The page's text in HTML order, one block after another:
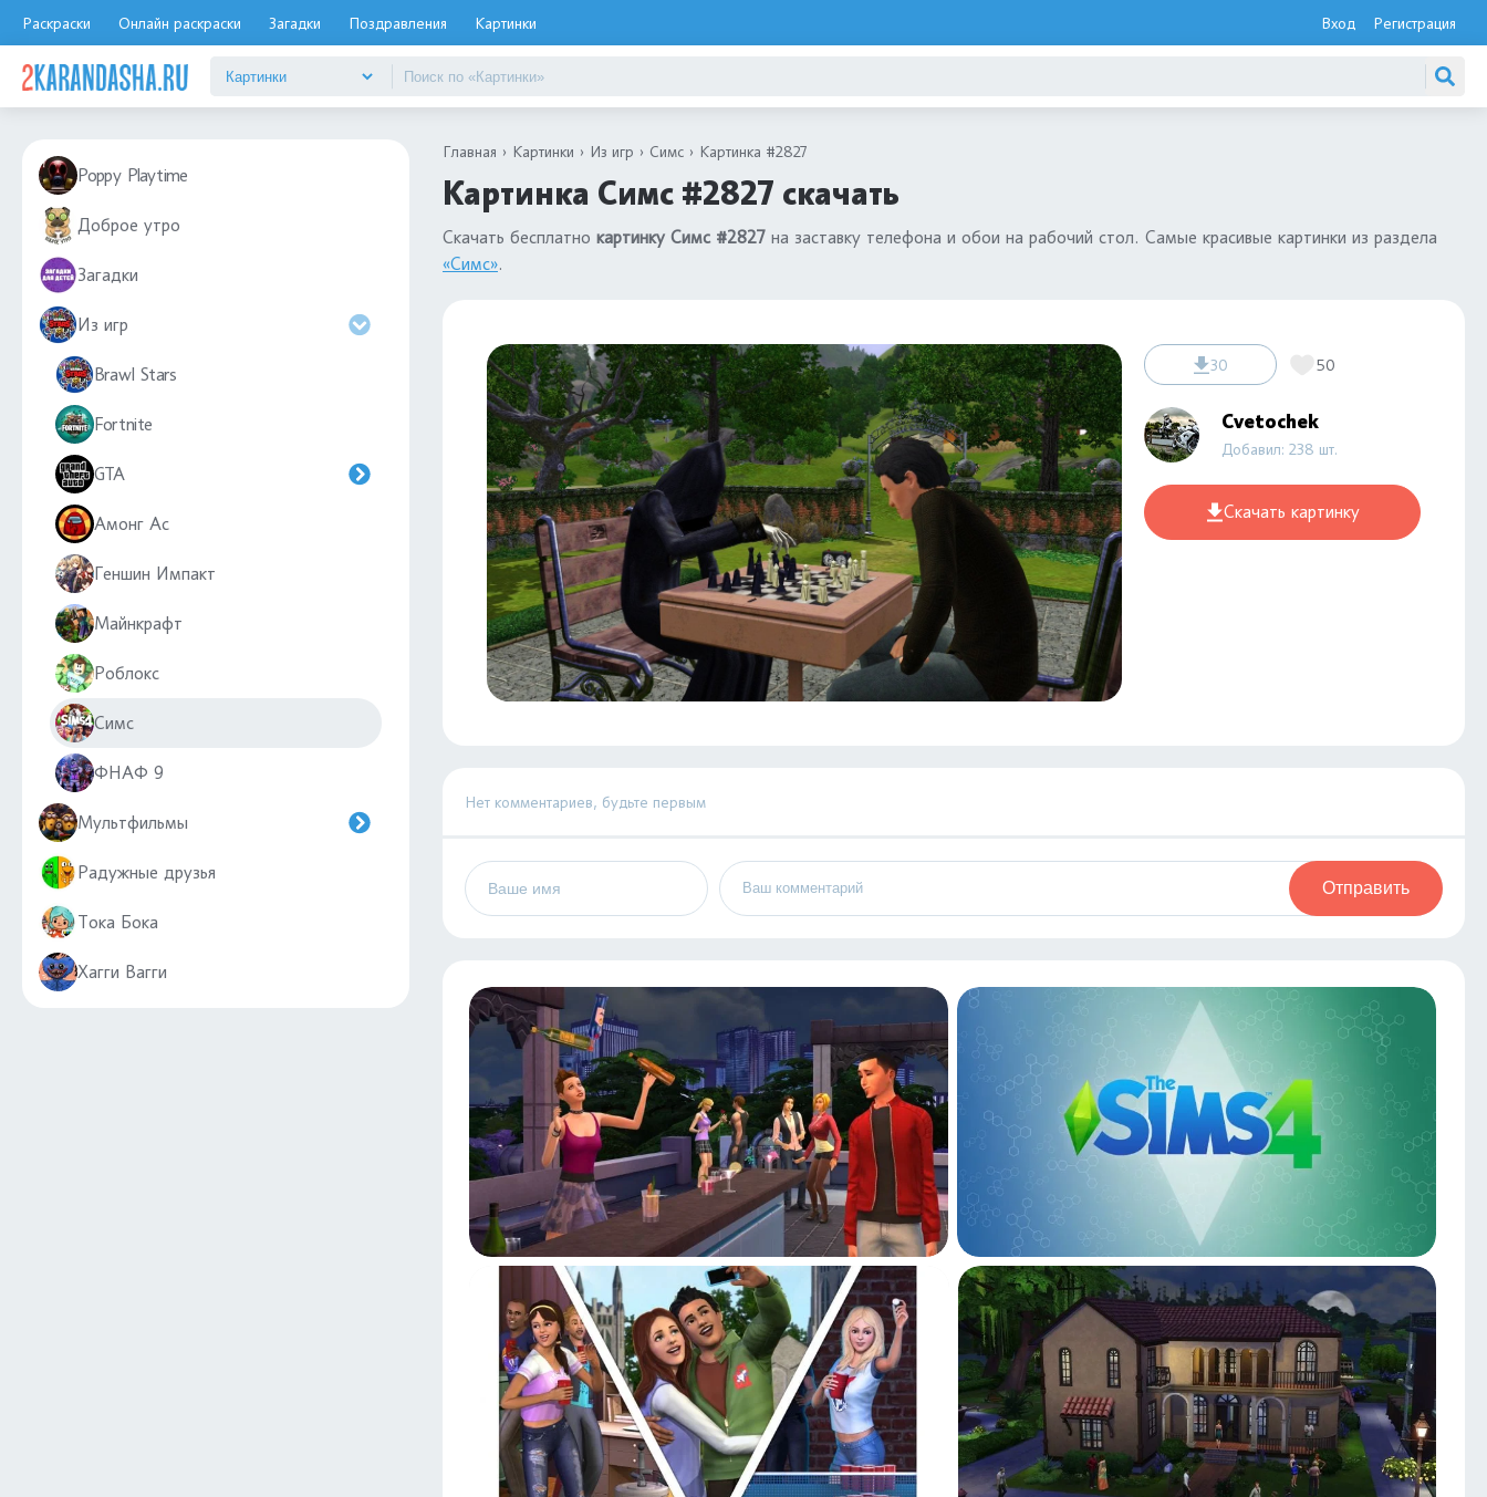
Раскраски Онлайн раскраски Загадки Поздравления Картинки Вход Регистрация
Poppy Playtime
Доброе утро
Загадки
Из игр
Brawl Stars
Fortnite
GTA
Амонг Ас
Геншин Импакт
Майнкрафт
Роблокс
Симс
ФНАФ 9
Мультфильмы
Радужные друзья
Тока Бока
Хагги Вагги
Главная Картинки Из игр Симс Картинка #2827
Картинка Симс #2827 скачать
Скачать бесплатно картинку Симс #2827 на заставку телефона и обои на рабочий стол. Самые красивые картинки из раздела
«Симс».
30 50
Cvetochek
Добавил: 238 шт.
Скачать картинку
Нет комментариев, будьте первым
Отправить